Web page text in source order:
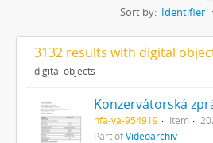
Sort by: Identifier
3132 results with digital
digital objects
Konzervátorská
nfa-va-954919 Item
Part ofVideoarchiv